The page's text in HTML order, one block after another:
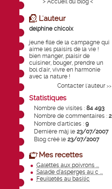
> Accueil du blog <
L'auteur
delphine chicoix
jeune fille de la campagne qui
aime les plaisirs de la vie !
bien manger, plaisir de
cuisiner, bouger, prendre un
bol d'air, vivre en harmonie
avec la nature !
Contacter l'auteur >>
Statistiques
Nombre de visites : 84 493
Nombre de commentaires : 2
Nombre d'articles : 9
Dernière màj le 23/07/2007
Blog créé le 23/07/2007
Mes recettes
Galettes aux poivrons ...
Salade d’asperges au c ...
Feuilletés au basilic